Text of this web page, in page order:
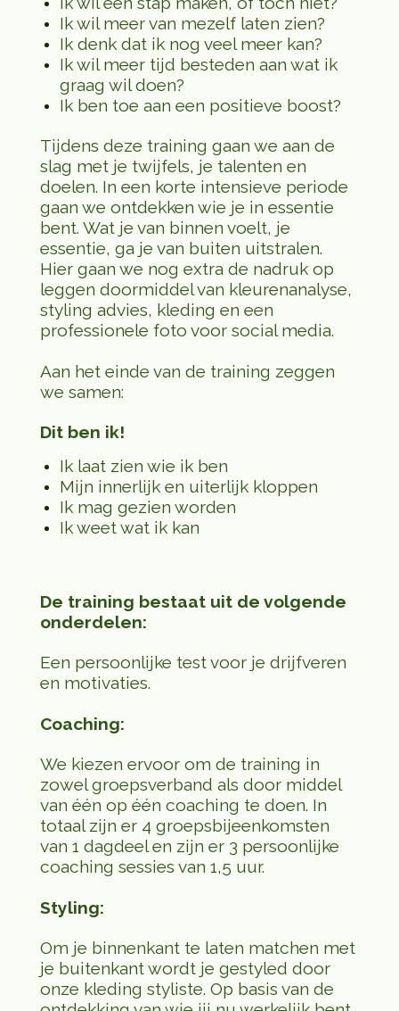
Ik wil meer van mezelf laten zien?
Ik denk dat ik nog veel meer kan?
Ik wil meer tijd besteden aan wat ik
graag wil doen?
Ik ben toe aan een positieve boost?
Tijdens deze training gaan we aan de
slag met je twijfels, je talenten en
doelen. In een korte intensieve periode
gaan we ontdekken wie je in essentie
bent. Wat je van binnen voelt, je
essentie, ga je van buiten uitstralen.
Hier gaan we nog extra de nadruk op
leggen doormiddel van kleurenanalyse,
styling advies, kleding en een
professionele foto voor social media.
Aan het einde van de training zeggen
we samen:
Dit ben ik!
Ik laat zien wie ik ben
Mijn innerlijk en uiterlijk kloppen
Ik mag gezien worden
Ik weet wat ik kan
De training bestaat uit de volgende
onderdelen:
Een persoonlijke test voor je drijfveren
en motivaties.
Coaching:
We kiezen ervoor om de training in
zowel groepsverband als door middel
van één op één coaching te doen. In
totaal zijn er 4 groepsbijeenkomsten
van 1 dagdeel en zijn er 3 persoonlijke
coaching sessies van 1,5 uur.
Styling:
Om je binnenkant te laten matchen met
je buitenkant wordt je gestyled door
onze kleding styliste. Op basis van de